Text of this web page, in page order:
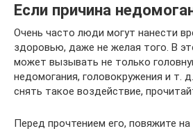
Если причина
Очень часто люди могут нанести
здоровью, даже не желая того. В
может вызывать не только
недомогания, головокружения и т.
снять такое воздействие,
Перед прочтением его, повяжите